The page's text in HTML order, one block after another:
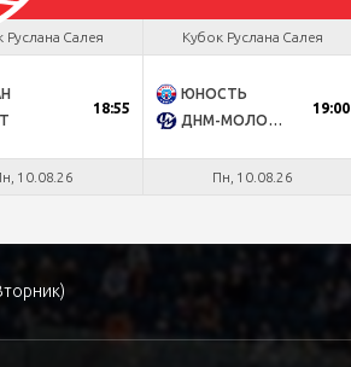
Руслана Салея
18:55
10.08.26
Кубок Руслана Салея
ЮНОСТЬ
ДНМ-МОЛОДЕЧНО
19:00
Пн, 10.08.26